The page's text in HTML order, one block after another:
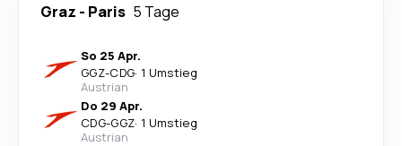
Graz - Paris 5 Tage
So 25 Apr.
GGZ-CDG· 1 Umstieg
Austrian
Do 29 Apr.
CDG-GGZ· 1 Umstieg
Austrian